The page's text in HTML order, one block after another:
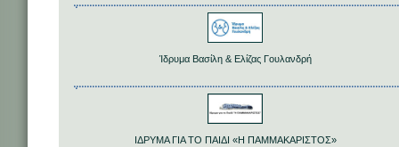
Ίδρυμα Βασίλη & Ελίζας Γουλανδρή
ΙΔΡΥΜΑ ΓΙΑ ΤΟ ΠΑΙΔΙ «Η ΠΑΜΜΑΚΑΡΙΣΤΟΣ»